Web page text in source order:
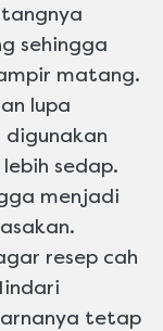
sehingga
matang.
lupa
sedap.
menjadi
resep cah
tetap